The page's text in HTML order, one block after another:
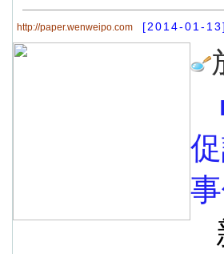
http://paper.wenweipo.com [2014-01-13]